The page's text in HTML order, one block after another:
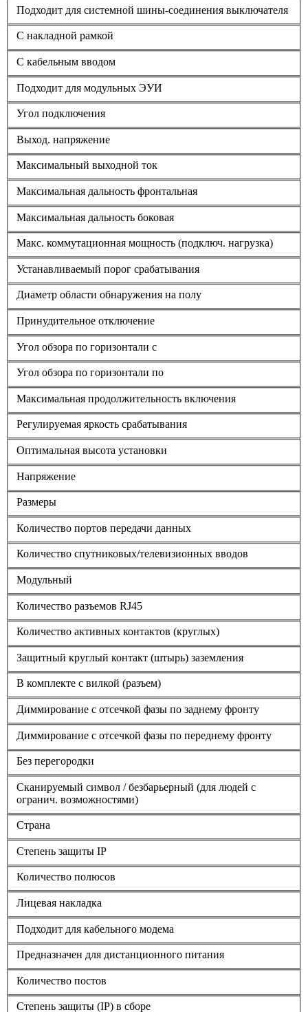
Подходит для системной шины-соединения выключателя
С накладной рамкой
С кабельным вводом
Подходит для модульных ЭУИ
Угол подключения
Выход. напряжение
Максимальный выходной ток
Максимальная дальность фронтальная
Максимальная дальность боковая
Макс. коммутационная мощность (подключ. нагрузка)
Устанавливаемый порог срабатывания
Диаметр области обнаружения на полу
Принудительное отключение
Угол обзора по горизонтали с
Угол обзора по горизонтали по
Максимальная продолжительность включения
Регулируемая яркость срабатывания
Оптимальная высота установки
Напряжение
Размеры
Количество портов передачи данных
Количество спутниковых/телевизионных вводов
Модульный
Количество разъемов RJ45
Количество активных контактов (круглых)
Защитный круглый контакт (штырь) заземления
В комплекте с вилкой (разъем)
Диммирование с отсечкой фазы по заднему фронту
Диммирование с отсечкой фазы по переднему фронту
Без перегородки
Сканируемый символ / безбарьерный (для людей с
огранич. возможностями)
Страна
Степень защиты IP
Количество полюсов
Лицевая накладка
Подходит для кабельного модема
Предназначен для дистанционного питания
Количество постов
Степень защиты (IP) в сборе